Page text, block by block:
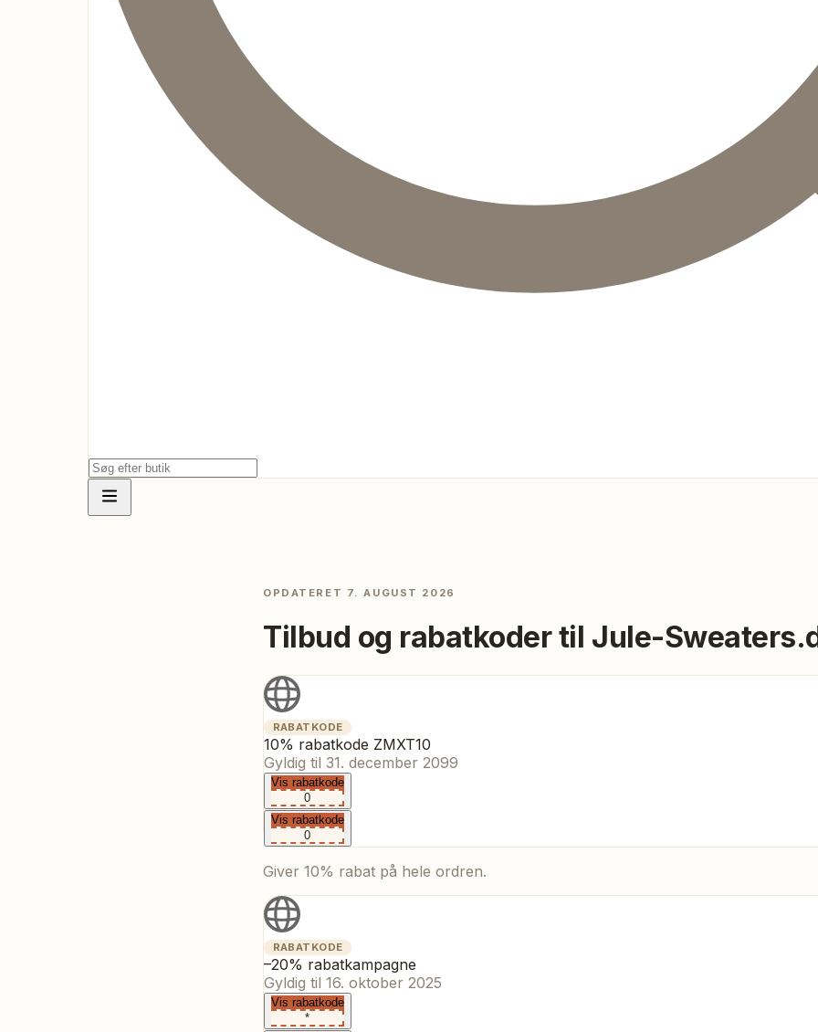
OPDATERET 7. AUGUST 2026
Tilbud og rabatkoder til Jule-
RABATKODE
10% rabatkode ZMXT10
Gyldig til 31. december 2099
Vis rabatkode
0
Vis rabatkode
0
Giver 10% rabat på hele ordren.
RABATKODE
–20% rabatkampagne
Gyldig til 16. oktober 2025
Vis rabatkode
*